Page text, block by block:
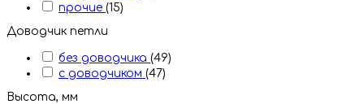
прочие (15)
Доводчик петли
без доводчика (49)
с доводчиком (47)
Высота, мм